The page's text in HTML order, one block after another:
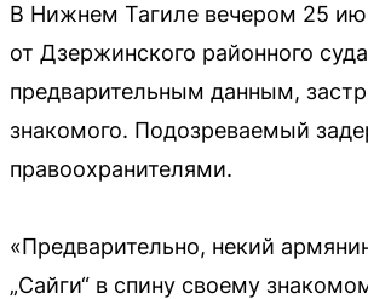
В Нижнем Тагиле вечером 25
от Дзержинского районного
предварительным данным,
знакомого. Подозреваемый
правоохранителями.
«Предварительно, некий
„Сайги“ в спину своему